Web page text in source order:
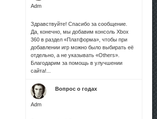
Adm
Здравствуйте! Спасибо за сообщение.
Да, конечно, мы добавим консоль Xbox
360 в раздел «Платформа», чтобы при
добавлении игр можно было выбирать её
отдельно, а не указывать «Others».
Благодарим за помощь в улучшении
сайта!...
Adm
Вопрос о годах